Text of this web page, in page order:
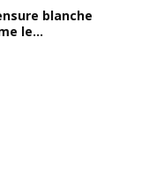
blanche
le...